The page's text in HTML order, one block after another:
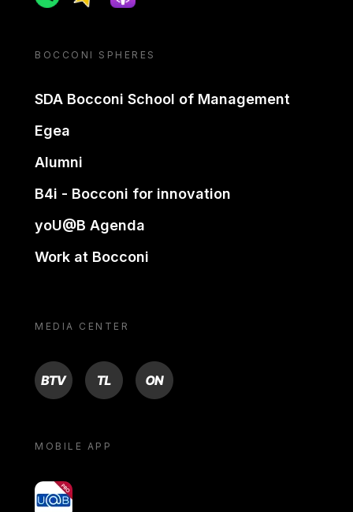
BOCCONI SPHERES
SDA Bocconi School of Management
Egea
Alumni
B4i - Bocconi for innovation
yoU@B Agenda
Work at Bocconi
MEDIA CENTER
BTV TL ON
MOBILE APP
yoU@B